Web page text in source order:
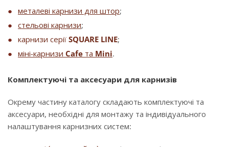
металеві карнизи для штор;
стельові карнизи;
карнизи серії SQUARE LINE;
міні-карнизи Cafe та Mini.
Комплектуючі та аксесуари для карнизів
Окрему частину каталогу складають комплектуючі та
аксесуари, необхідні для монтажу та індивідуального
налаштування карнизних систем: